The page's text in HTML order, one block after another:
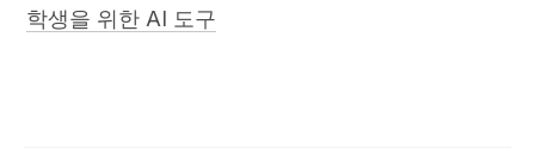
학생을 위한 AI 도구